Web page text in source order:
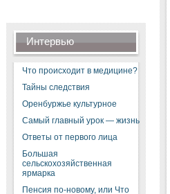
Интервью
Что происходит в медицине?
Тайны следствия
Оренбуржье культурное
Самый главный урок — жизнь
Ответы от первого лица
Большая
сельскохозяйственная
ярмарка
Пенсия по-новому, или Что